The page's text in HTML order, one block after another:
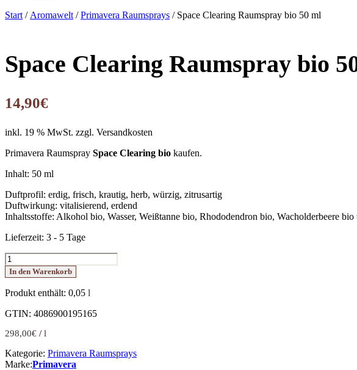
Start / Aromawelt /Primavera Raumsprays / Space Clearing Raumspray bio 50 ml
Space Clearing Raumspray bio
14,90€
inkl. 19 % MwSt. zzgl. Versandkosten
Primavera Raumspray Space Clearing bio kaufen.
Inhalt: 50 ml
Duftprofil: erdig, frisch, krautig, herb, würzig, zitrusartig
Duftwirkung: vitalisierend, erdend
Inhaltsstoffe: Alkohol bio, Wasser, Weißtanne bio, Rhododendron bio, Wacholderbeere bio
Lieferzeit: 3 - 5 Tage
Space
Clearing
Raumspray
bio
ml
In den Warenkorb
Produkt enthält: 0,05 l
GTIN: 4086900195165
298,00€ /l
Kategorie: Primavera Raumsprays
Marke:Primavera